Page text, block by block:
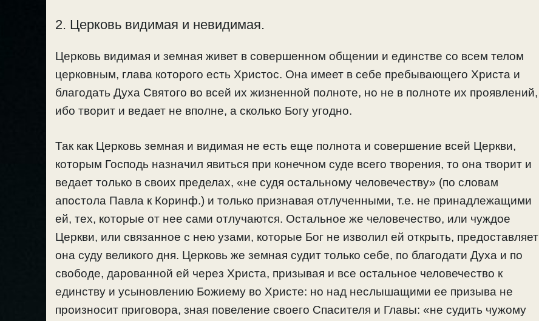
2. Церковь видимая и невидимая.
Церковь видимая и земная живет в совершенном общении и единстве со всем телом
церковным, глава которого есть Христос. Она имеет в себе пребывающего Христа и
благодать Духа Святого во всей их жизненной полноте, но не в полноте их проявлений,
ибо творит и ведает не вполне, а сколько Богу угодно.
Так как Церковь земная и видимая не есть еще полнота и совершение всей Церкви,
которым Господь назначил явиться при конечном суде всего творения, то она творит и
ведает только в своих пределах, «не судя остальному человечеству» (по словам
апостола Павла к Коринф.) и только признавая отлученными, т.е. не принадлежащими
ей, тех, которые от нее сами отлучаются. Остальное же человечество, или чуждое
Церкви, или связанное с нею узами, которые Бог не изволил ей открыть, предоставляет
она суду великого дня. Церковь же земная судит только себе, по благодати Духа и по
свободе, дарованной ей через Христа, призывая и все остальное человечество к
единству и усыновлению Божиему во Христе: но над неслышащими ее призыва не
произносит приговора, зная повеление своего Спасителя и Главы: «не судить чужому